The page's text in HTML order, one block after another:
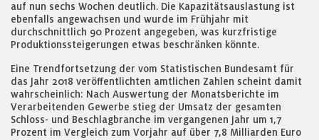
auf nun sechs Wochen deutlich. Die Kapazitätsauslastung ist
ebenfalls angewachsen und wurde im Frühjahr mit
durchschnittlich 90 Prozent angegeben, was kurzfristige
Produktionssteigerungen etwas beschränken könnte.
Eine Trendfortsetzung der vom Statistischen Bundesamt für
das Jahr 2018 veröffentlichten amtlichen Zahlen scheint damit
wahrscheinlich: Nach Auswertung der Monatsberichte im
Verarbeitenden Gewerbe stieg der Umsatz der gesamten
Schloss- und Beschlagbranche im vergangenen Jahr um 1,7
Prozent im Vergleich zum Vorjahr auf über 7,8 Milliarden Euro